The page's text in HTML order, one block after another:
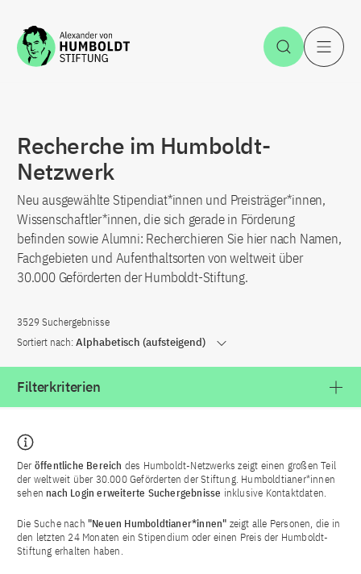
Zum Inhalt springen Suche
Recherche im Humboldt-
Netzwerk
Neu ausgewählte Stipendiat*innen und Preisträger*innen,
Wissenschaftler*innen, die sich gerade in Förderung
befinden sowie Alumni: Recherchieren Sie hier nach Namen,
Fachgebieten und Aufenthaltsorten von weltweit über
30.000 Geförderten der Humboldt-Stiftung.
3529 Suchergebnisse
Sortiert nach: Alphabetisch (aufsteigend)
Filterkriterien
Der öffentliche Bereich des Humboldt-Netzwerks zeigt einen großen Teil
der weltweit über 30.000 Geförderten der Stiftung. Humboldtianer*innen
sehen nach Login erweiterte Suchergebnisse inklusive Kontaktdaten.
Die Suche nach "Neuen Humboldtianer*innen" zeigt alle Personen, die in
den letzten 24 Monaten ein Stipendium oder einen Preis der Humboldt-
Stiftung erhalten haben.